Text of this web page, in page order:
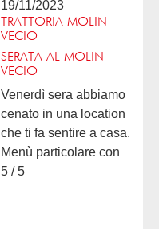
19/11/2023
TRATTORIA MOLIN
VECIO
SERATA AL MOLIN
VECIO
Venerdì sera abbiamo
cenato in una location
che ti fa sentire a casa.
Menù particolare con
prodotti stagionali però
5 / 5